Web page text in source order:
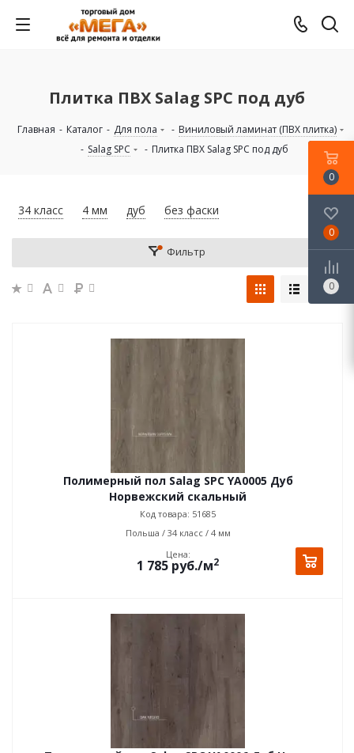
Плитка ПВХ Salag SPC под дуб
Главная - Каталог - Для пола - Виниловый ламинат (ПВХ плитка)
- Salag SPC - Плитка ПВХ Salag SPC под дуб
34 класс 4 мм дуб без фаски
Фильтр
Полимерный пол Salag SPC YA0005 Дуб
Норвежский скальный
Код товара: 51685
Польша / 34 класс / 4 мм
Цена:
1 785 руб./м2
0
0
0